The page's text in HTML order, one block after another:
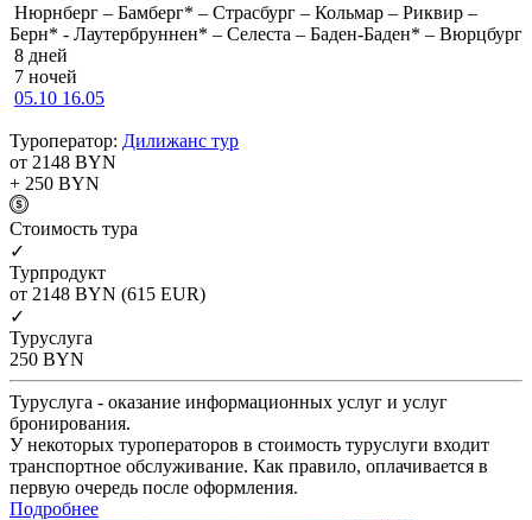
Нюрнберг – Бамберг* – Страсбург – Кольмар – Риквир –
Берн* - Лаутербруннен* – Селеста – Баден-Баден* – Вюрцбург
8 дней
7 ночей
05.10 16.05
Туроператор: Дилижанс тур
от 2148 BYN
+ 250 BYN
Cтоимость тура
✓
Турпродукт
от 2148 BYN (615 EUR)
✓
Туруслуга
250 BYN
Туруслуга - оказание информационных услуг и услуг
бронирования.
У некоторых туроператоров в стоимость туруслуги входит
транспортное обслуживание. Как правило, оплачивается в
первую очередь после оформления.
Подробнее